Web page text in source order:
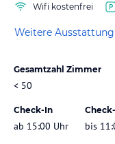
Wifi kostenfrei
Weitere Ausstattung
Gesamtzahl Zimmer
< 50
Check-In
ab 15:00 Uhr bis